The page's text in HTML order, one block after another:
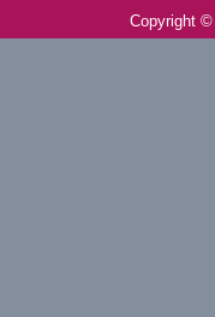
Copyright